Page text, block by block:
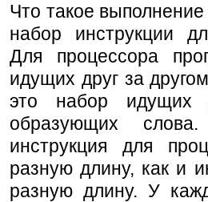
Что такое
набор инструкции
Для процессора
идущих друг за
это набор идущих
образующих
инструкция для
разную длину, как и
разную длину. У